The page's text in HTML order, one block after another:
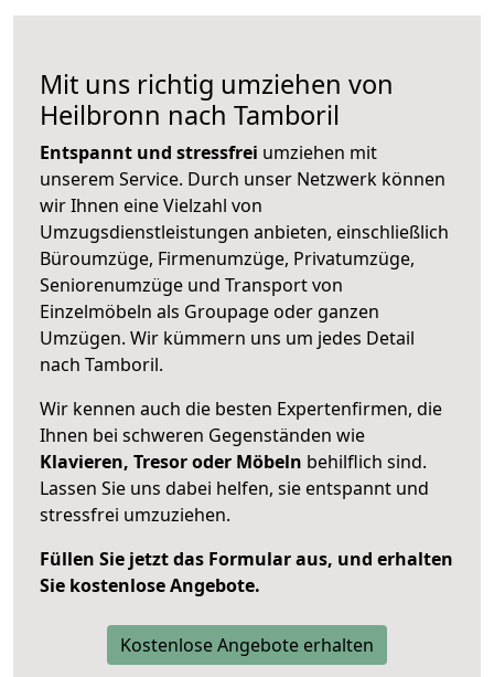
Mit uns richtig umziehen von
Heilbronn nach Tamboril
Entspannt und stressfrei umziehen mit
unserem Service. Durch unser Netzwerk können
wir Ihnen eine Vielzahl von
Umzugsdienstleistungen anbieten, einschließlich
Büroumzüge, Firmenumzüge, Privatumzüge,
Seniorenumzüge und Transport von
Einzelmöbeln als Groupage oder ganzen
Umzügen. Wir kümmern uns um jedes Detail
nach Tamboril.
Wir kennen auch die besten Expertenfirmen, die
Ihnen bei schweren Gegenständen wie
Klavieren, Tresor oder Möbeln behilflich sind.
Lassen Sie uns dabei helfen, sie entspannt und
stressfrei umzuziehen.
Füllen Sie jetzt das Formular aus, und erhalten
Sie kostenlose Angebote.
Kostenlose Angebote erhalten